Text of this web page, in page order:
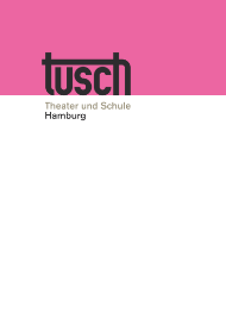
springen